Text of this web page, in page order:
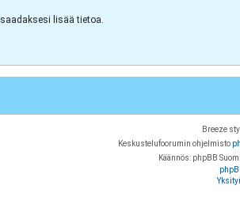
saadaksesi lisää tietoa.
Breeze
Keskustelufoorumin ohjelmisto
Käännös: phpBB